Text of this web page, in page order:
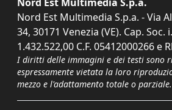
Nord Est Multimedia S.p.a. - Via
34, 30171 Venezia (VE). Cap. Soc.
1.432.522,00 C.F. 05412000266 e
I diritti delle immagini e dei testi sono
espressamente vietata la loro
mezzo e l'adattamento totale o parziale.